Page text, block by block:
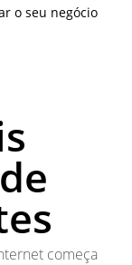
o seu negócio
começa